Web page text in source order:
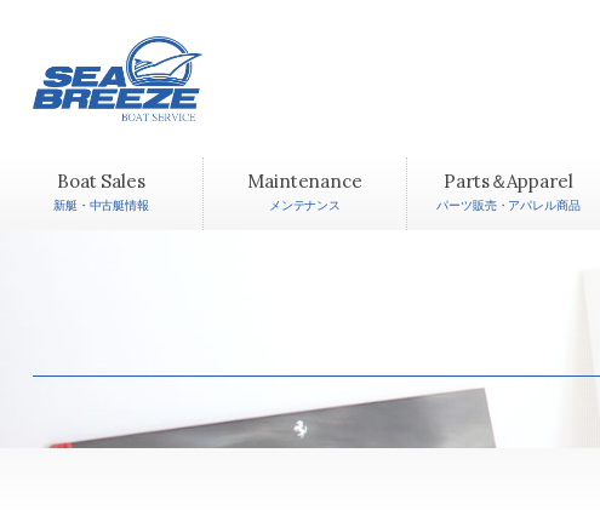
Boat Sales
新艇・中古艇情報
Maintenance
メンテナンス
Parts＆Apparel
パーツ販売・アパレル商品